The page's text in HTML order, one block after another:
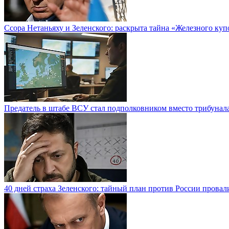
Ссора Нетаньяху и Зеленского: раскрыта тайна «Железного
Предатель в штабе ВСУ стал подполковником вместо
40 дней страха Зеленского: тайный план против России